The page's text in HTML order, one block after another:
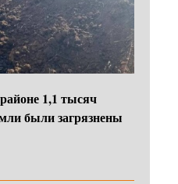
1,1 тысяч
были загрязнены